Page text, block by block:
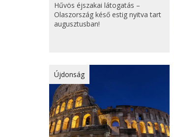
Hűvös éjszakai látogatás –
Olaszország késő estig nyitva tart
augusztusban!
Újdonság